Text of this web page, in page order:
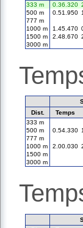
333 m
0.36.320
500 m
0.51.950
777 m
1000 m
1.45.470
1500 m
2.48.670
3000 m
Dist.
Temps
333 m
500 m
0.54.330
777 m
1000 m
2.00.030
1500 m
3000 m